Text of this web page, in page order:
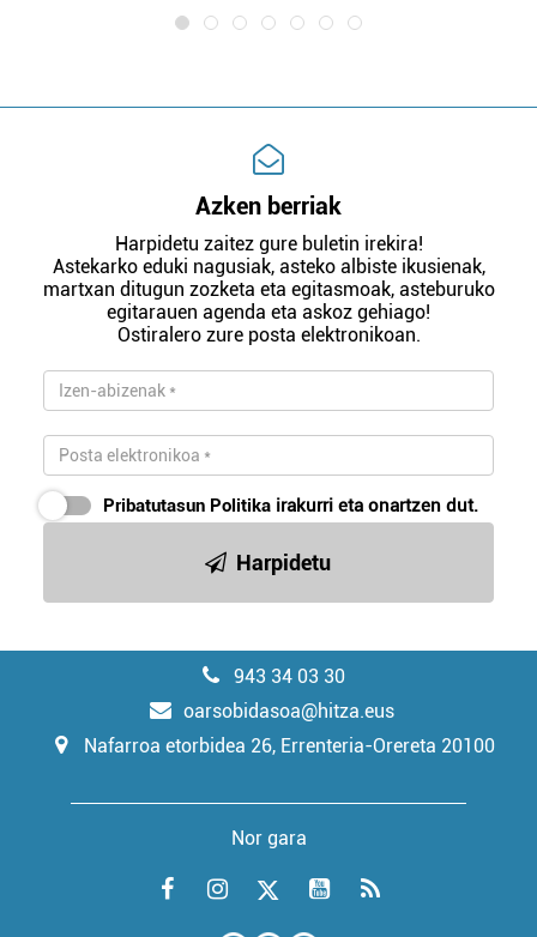
Azken berriak
Harpidetu zaitez gure buletin irekira!
Astekarko eduki nagusiak, asteko albiste ikusienak,
martxan ditugun zozketa eta egitasmoak, asteburuko
egitarauen agenda eta askoz gehiago!
Ostiralero zure posta elektronikoan.
Pribatutasun Politika irakurri eta onartzen dut.
Harpidetu
943 34 03 30
oarsobidasoa@hitza.eus
Nafarroa etorbidea 26, Errenteria-Orereta 20100
Nor gara